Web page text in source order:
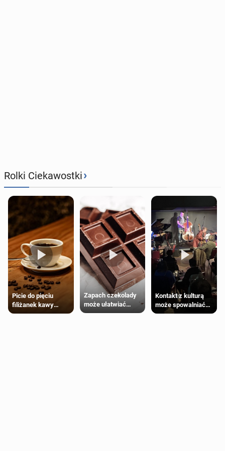
Rolki Ciekawostki›
Picie do pięciu
filiżanek kawy
dziennie jest
Zapach czekolady
może ułatwiać
trening siłowy
Kontakt z kulturą
może spowalniać
starzenie